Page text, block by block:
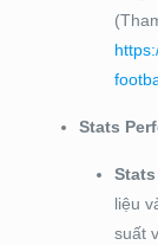
Stats
liệu
suất